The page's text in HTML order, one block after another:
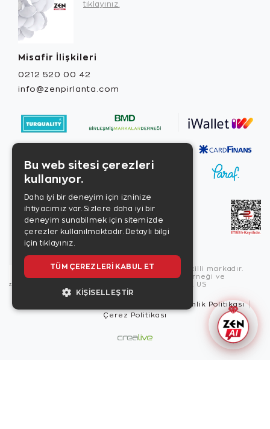
tıklayınız.
Misafir İlişkileri
0212 520 00 42
info@zenpirlanta.com
Copyright © 2026, Zen Diamond tescilli markadır.
Zen Diamond Birleşmiş Markalar Derneği ve
Turquality Destek Programı üyesidir. US
Güvenlik Politikası
Çerez Politikası
Bu web sitesi çerezleri
kullanıyor.
Daha iyi bir deneyim için izninize
ihtiyacımız var. Sizlere daha iyi bir
deneyim sunabilmek için sitemizde
çerezler kullanılmaktadır. Detaylı bilgi
için tıklayınız.
TÜM ÇEREZLERI KABUL ET
KIŞISELLEŞTIR